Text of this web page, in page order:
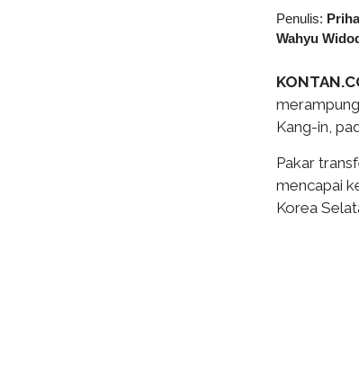
Penulis:
Wahyu
Kang-in,
Pakar
mencapai
Korea